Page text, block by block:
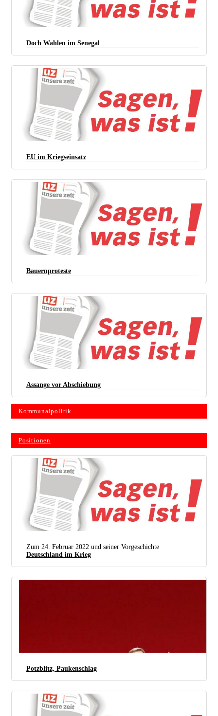
Doch Wahlen im Senegal
EU im Kriegseinsatz
Bauernproteste
Assange vor Abschiebung
Kommunalpolitik
Positionen
Zum 24. Februar 2022 und seiner Vorgeschichte
Deutschland im Krieg
Potzblitz, Paukenschlag